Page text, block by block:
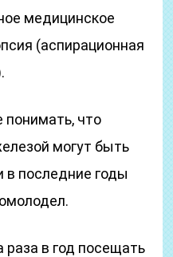
медицинское
(аспирационная
что
могут быть
в последние годы
в год посещать